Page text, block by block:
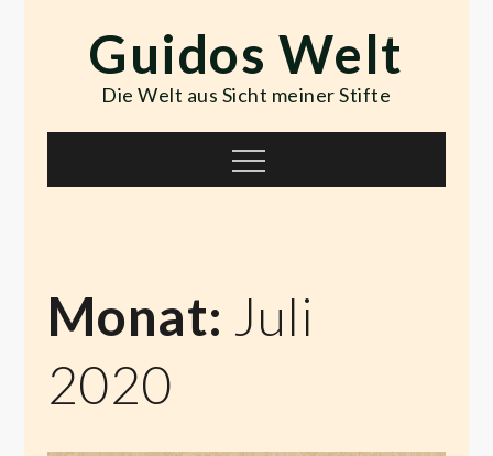
contentGuidos Welt
Die Welt aus Sicht meiner Stifte
Menu
Monat: Juli
2020